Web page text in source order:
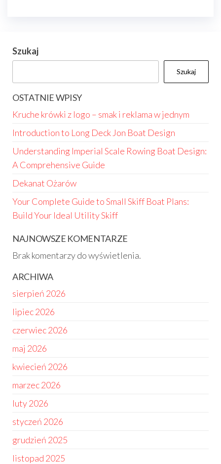
Szukaj
Szukaj
OSTATNIE WPISY
Kruche krówki z logo – smak i reklama w jednym
Introduction to Long Deck Jon Boat Design
Understanding Imperial Scale Rowing Boat Design:
A Comprehensive Guide
Dekanat Ożarów
Your Complete Guide to Small Skiff Boat Plans:
Build Your Ideal Utility Skiff
NAJNOWSZE KOMENTARZE
Brak komentarzy do wyświetlenia.
ARCHIWA
sierpień 2026
lipiec 2026
czerwiec 2026
maj 2026
kwiecień 2026
marzec 2026
luty 2026
styczeń 2026
grudzień 2025
listopad 2025